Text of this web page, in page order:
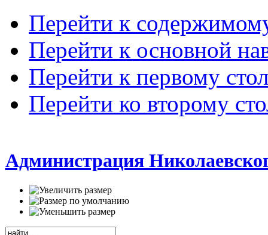
Перейти к
Перейти к основной
Перейти к первому
Перейти ко второму
Администрация